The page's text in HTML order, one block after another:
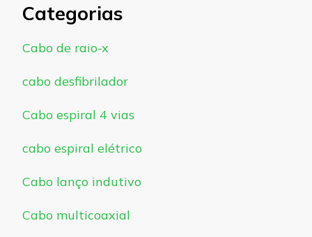
Categorias
Cabo de raio-x
cabo desfibrilador
Cabo espiral 4 vias
cabo espiral elétrico
Cabo lanço indutivo
Cabo multicoaxial